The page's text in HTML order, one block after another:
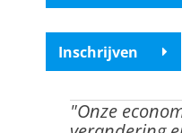
Inschrijven
"Onze